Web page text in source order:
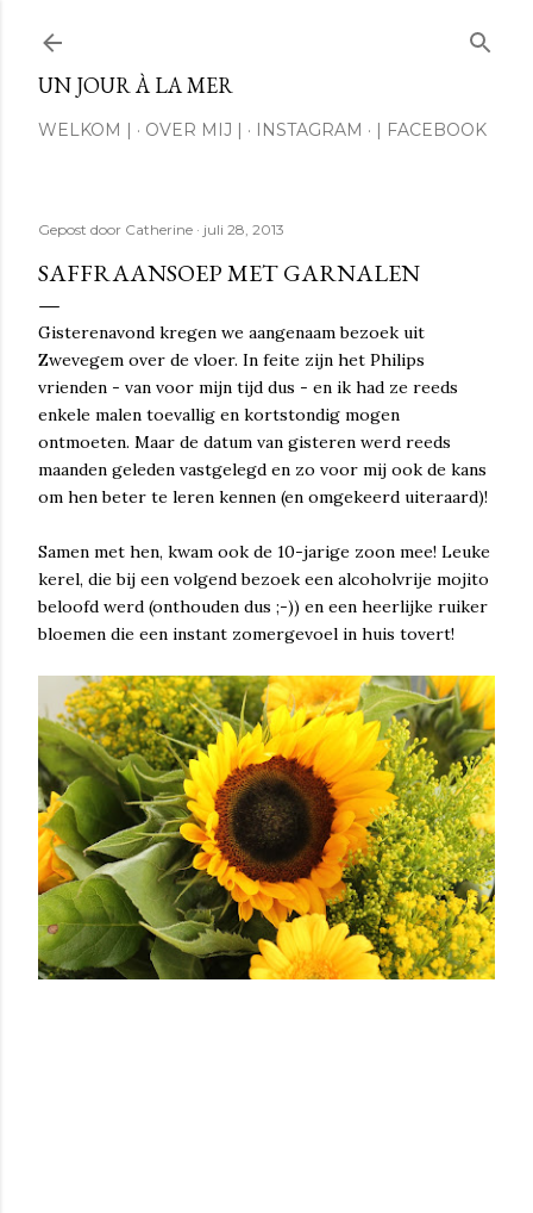
UN JOUR À LA MER
WELKOM | OVER MIJ | INSTAGRAM | FACEBOOK
Gepost door Catherine juli 28, 2013
SAFFRAANSOEP MET GARNALEN
Gisterenavond kregen we aangenaam bezoek uit
Zwevegem over de vloer. In feite zijn het Philips
vrienden - van voor mijn tijd dus - en ik had ze reeds
enkele malen toevallig en kortstondig mogen
ontmoeten. Maar de datum van gisteren werd reeds
maanden geleden vastgelegd en zo voor mij ook de kans
om hen beter te leren kennen (en omgekeerd uiteraard)!
Samen met hen, kwam ook de 10-jarige zoon mee! Leuke
kerel, die bij een volgend bezoek een alcoholvrije mojito
beloofd werd (onthouden dus ;-)) en een heerlijke ruiker
bloemen die een instant zomergevoel in huis tovert!